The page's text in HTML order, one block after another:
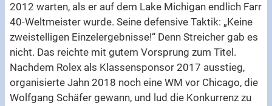
2012 warten, als er auf dem Lake Michigan endlich Farr
40-Weltmeister wurde. Seine defensive Taktik: „Keine
zweistelligen Einzelergebnisse!“ Denn Streicher gab es
nicht. Das reichte mit gutem Vorsprung zum Titel.
Nachdem Rolex als Klassensponsor 2017 ausstieg,
organisierte Jahn 2018 noch eine WM vor Chicago, die
Wolfgang Schäfer gewann, und lud die Konkurrenz zu